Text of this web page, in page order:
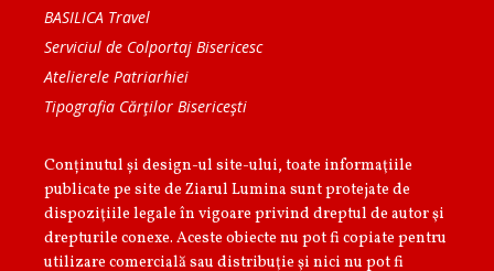
BASILICA Travel
Serviciul de Colportaj Bisericesc
Atelierele Patriarhiei
Tipografia Cărţilor Bisericeşti
Conținutul și design-ul site-ului, toate informaţiile
publicate pe site de Ziarul Lumina sunt protejate de
dispoziţiile legale în vigoare privind dreptul de autor şi
drepturile conexe. Aceste obiecte nu pot fi copiate pentru
utilizare comercială sau distribuţie şi nici nu pot fi